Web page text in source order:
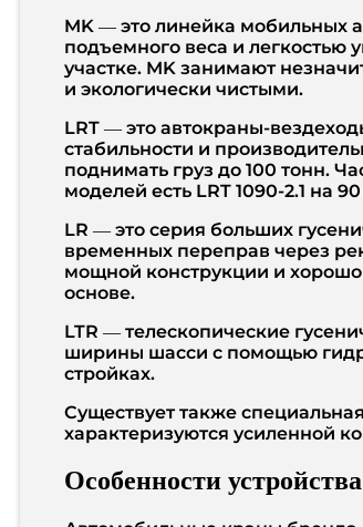
MK — это линейка мобильных
подъемного веса и легкостью
участке. MK занимают
и экологически чистыми.
LRT — это автокраны-
стабильности и
поднимать груз до 100 тонн.
моделей есть LRT 1090-2.1 на
LR — это серия больших
временных переправ через
мощной конструкции и
основе.
LTR — телескопические
ширины шасси с помощью
стройках.
Существует также
характеризуются усиленной
Особенности